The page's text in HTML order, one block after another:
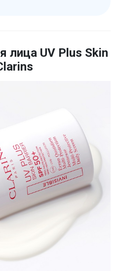
лица UV Plus Skin